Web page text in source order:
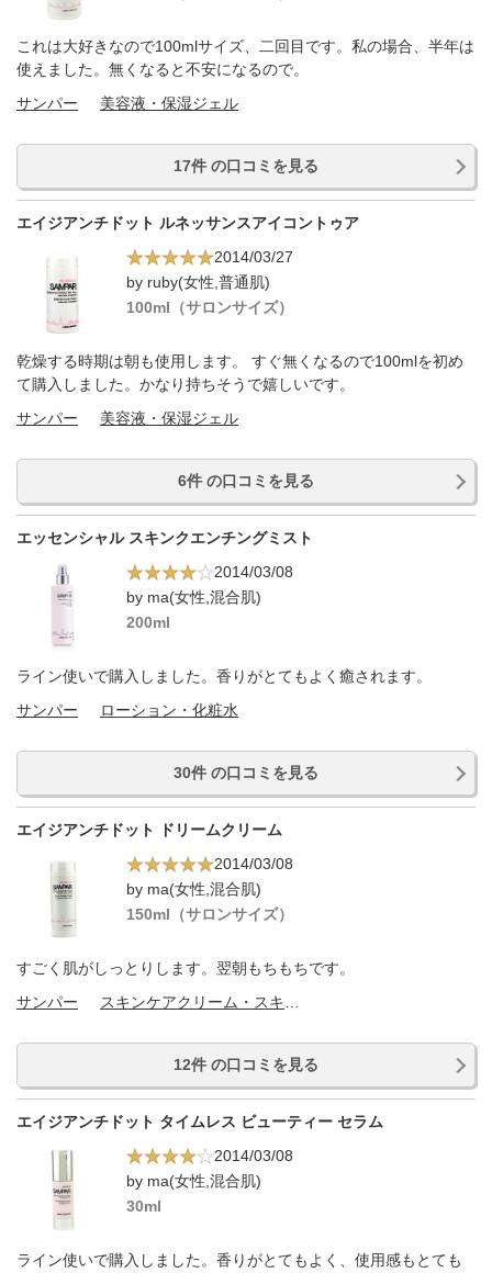
これは大好きなので100mlサイズ、二回目です。私の場合、半年は
使えました。無くなると不安になるので。
サンパー
美容液・保湿ジェル
17件 の口コミを見る
エイジアンチドット ルネッサンスアイコントゥア
2014/03/27
by ruby(女性,普通肌)
100ml（サロンサイズ）
乾燥する時期は朝も使用します。 すぐ無くなるので100mlを初め
て購入しました。かなり持ちそうで嬉しいです。
サンパー
美容液・保湿ジェル
6件 の口コミを見る
エッセンシャル スキンクエンチングミスト
2014/03/08
by ma(女性,混合肌)
200ml
ライン使いで購入しました。香りがとてもよく癒されます。
サンパー
ローション・化粧水
30件 の口コミを見る
エイジアンチドット ドリームクリーム
2014/03/08
by ma(女性,混合肌)
150ml（サロンサイズ）
すごく肌がしっとりします。翌朝もちもちです。
サンパー
12件 の口コミを見る
エイジアンチドット タイムレス ビューティー セラム
2014/03/08
by ma(女性,混合肌)
30ml
ライン使いで購入しました。香りがとてもよく、使用感もとても